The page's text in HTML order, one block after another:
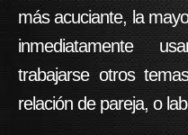
más acuciante, la
inmediatamente
trabajarse otros
relación de pareja, o